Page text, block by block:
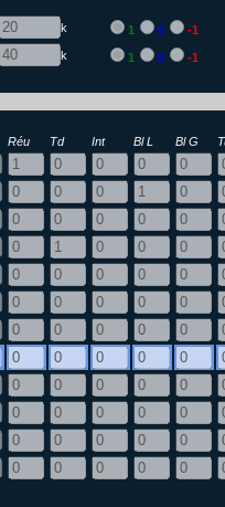
k 1 0 -1
k 1 0 -1
Réu Td Int Bl L Bl G